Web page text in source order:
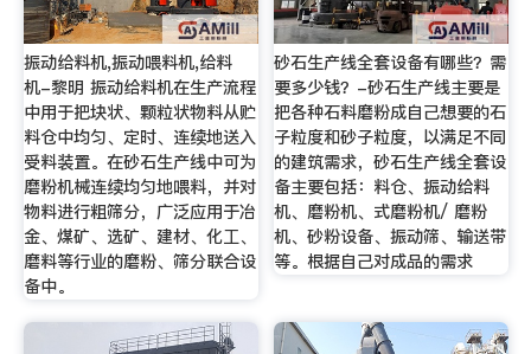
振动给料机,振动喂料机,给料
机-黎明 振动给料机在生产流程
中用于把块状、颗粒状物料从贮
料仓中均匀、定时、连续地送入
受料装置。在砂石生产线中可为
磨粉机械连续均匀地喂料，并对
物料进行粗筛分，广泛应用于冶
金、煤矿、选矿、建材、化工、
磨料等行业的磨粉、筛分联合设
备中。
砂石生产线全套设备有哪些？需
要多少钱？-砂石生产线主要是
把各种石料磨粉成自己想要的石
子粒度和砂子粒度，以满足不同
的建筑需求，砂石生产线全套设
备主要包括：料仓、振动给料
机、磨粉机、式磨粉机/ 磨粉
机、砂粉设备、振动筛、输送带
等。根据自己对成品的需求